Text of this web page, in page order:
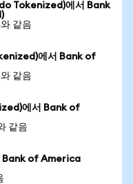
Tokenized)에서 Bank
같음
에서 Bank of
같음
에서 Bank of
같음
Bank of America